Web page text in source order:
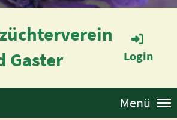
Gaster
Login
Menü